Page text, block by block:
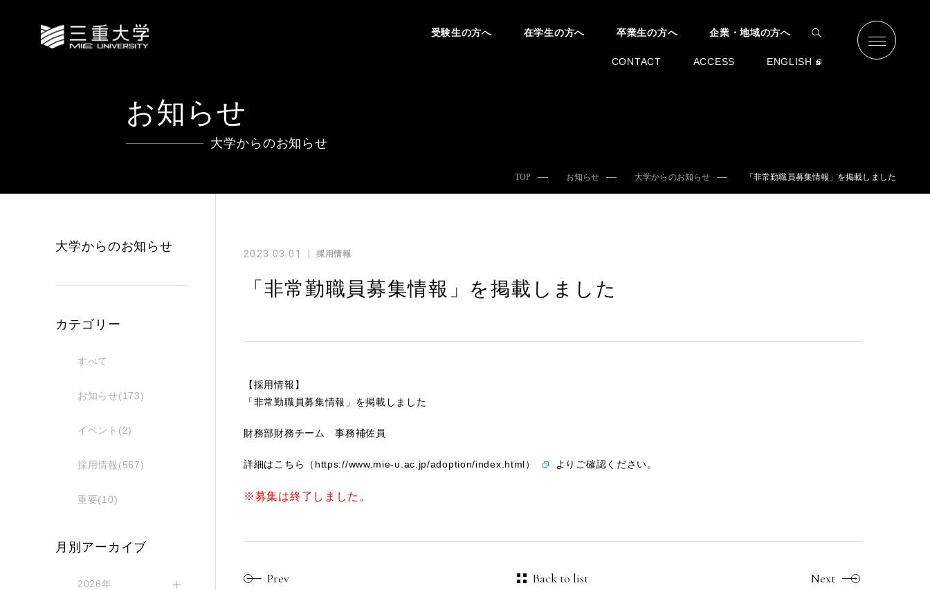
受験生の方へ 在学生の方へ 卒業生の方へ 企業・地域の方へ
CONTACT ACCESS ENGLISH
お知らせ
大学からのお知らせ
TOP お知らせ 大学からのお知らせ 「非常勤職員募集情報」を掲載しました
2023.03.01 採用情報
「非常勤職員募集情報」を掲載しました
【採用情報】
「非常勤職員募集情報」を掲載しました
財務部財務チーム 事務補佐員
詳細は こちら（https://www.mie-u.ac.jp/adoption/index.html） よりご確認ください。
※募集は終了しました。
Prev Back to list Next
大学からのお知らせ
カテゴリー
すべて
お知らせ(173)
イベント(2)
採用情報(567)
重要(10)
月別アーカイブ
2026年